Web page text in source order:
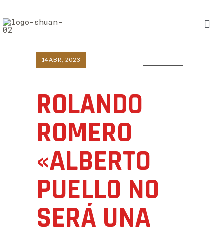
14ABR, 2023
ROLANDO
ROMERO
«ALBERTO
PUELLO NO
SERÁ UNA